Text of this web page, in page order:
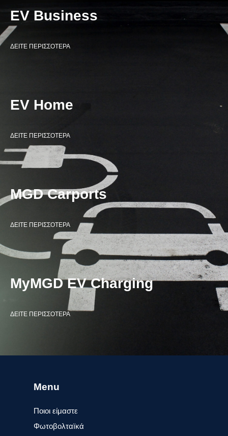
EV Business
ΔΕΙΤΕ ΠΕΡΙΣΣΟΤΕΡΑ
EV Home
ΔΕΙΤΕ ΠΕΡΙΣΣΟΤΕΡΑ
MGD Carports
ΔΕΙΤΕ ΠΕΡΙΣΣΟΤΕΡΑ
MyMGD EV Charging
ΔΕΙΤΕ ΠΕΡΙΣΣΟΤΕΡΑ
Menu
Ποιοι είμαστε
Φωτοβολταïκά​